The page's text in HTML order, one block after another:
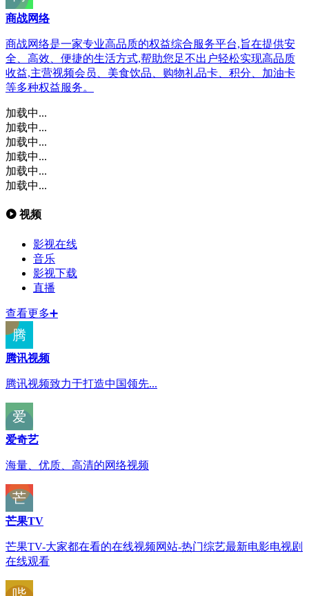
商战网络
商战网络是一家专业高品质的权益综合服务平台,旨在提供安
全、高效、便捷的生活方式,帮助您足不出户轻松实现高品质
收益,主营视频会员、美食饮品、购物礼品卡、积分、加油卡
等多种权益服务。
加载中...
加载中...
加载中...
加载中...
加载中...
加载中...
视频
影视在线
音乐
影视下载
直播
查看更多➕️
腾讯视频
腾讯视频致力于打造中国领先...
爱奇艺
海量、优质、高清的网络视频
芒果TV
芒果TV-大家都在看的在线视频网站-热门综艺最新电影电视剧
在线观看